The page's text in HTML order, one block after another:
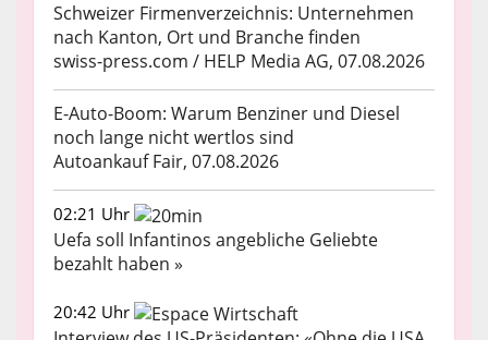
Schweizer Firmenverzeichnis: Unternehmen
nach Kanton, Ort und Branche finden
swiss-press.com / HELP Media AG, 07.08.2026
E-Auto-Boom: Warum Benziner und Diesel
noch lange nicht wertlos sind
Autoankauf Fair, 07.08.2026
02:21 Uhr
Uefa soll Infantinos angebliche Geliebte
bezahlt haben »
20:42 Uhr